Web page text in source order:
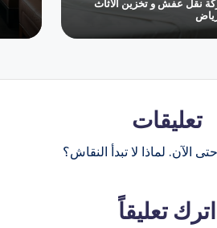
نقل عفش و تخزين الاثاث
تعليقات
الآن. لماذا لا تبدأ النقاش؟
اترك تعليقاً